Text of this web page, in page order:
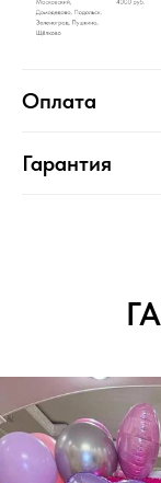
Оплата
Гарантия